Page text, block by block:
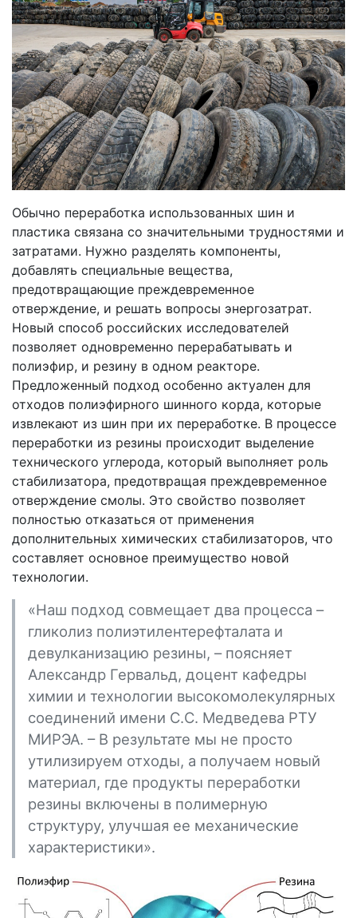
Обычно переработка использованных шин и
пластика связана со значительными трудностями и
затратами. Нужно разделять компоненты,
добавлять специальные вещества,
предотвращающие преждевременное
отверждение, и решать вопросы энергозатрат.
Новый способ российских исследователей
позволяет одновременно перерабатывать и
полиэфир, и резину в одном реакторе.
Предложенный подход особенно актуален для
отходов полиэфирного шинного корда, которые
извлекают из шин при их переработке. В процессе
переработки из резины происходит выделение
технического углерода, который выполняет роль
стабилизатора, предотвращая преждевременное
отверждение смолы. Это свойство позволяет
полностью отказаться от применения
дополнительных химических стабилизаторов, что
составляет основное преимущество новой
технологии.
«Наш подход совмещает два процесса –
гликолиз полиэтилентерефталата и
девулканизацию резины, – поясняет
Александр Гервальд, доцент кафедры
химии и технологии высокомолекулярных
соединений имени С.С. Медведева РТУ
МИРЭА. – В результате мы не просто
утилизируем отходы, а получаем новый
материал, где продукты переработки
резины включены в полимерную
структуру, улучшая ее механические
характеристики».